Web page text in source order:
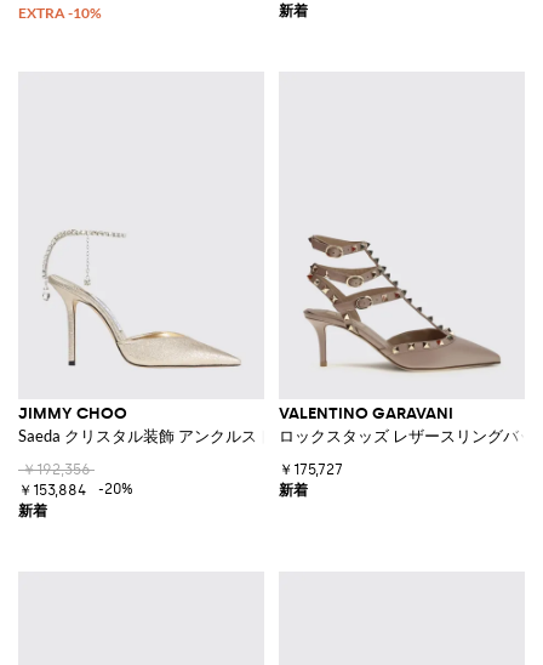
JIMMY CHOO
Saeda クリスタル装飾 アンクルストラップ付き ファブリックパンプス
￥192,356
￥153,884
-20%
VALENTINO GARAVANI
ロックスタッズ レザースリングバ
￥175,727